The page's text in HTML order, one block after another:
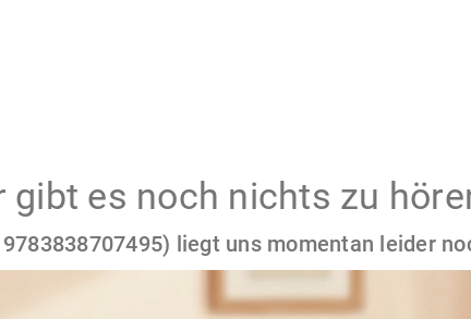
gibt es noch nichts zu
liegt uns momentan leider